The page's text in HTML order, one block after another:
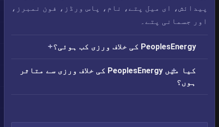
پیدائش، ای میل پتے، نام، پاس ورڈز، فون نمبرز،
اور جسمانی پتے۔
PeoplesEnergy کی خلاف ورزی کب ہوئی؟
کیا میں PeoplesEnergy کی خلاف ورزی سے متاثر
ہوں؟